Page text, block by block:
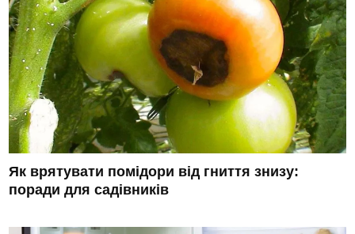
Як врятувати помідори від гниття знизу:
поради для садівників